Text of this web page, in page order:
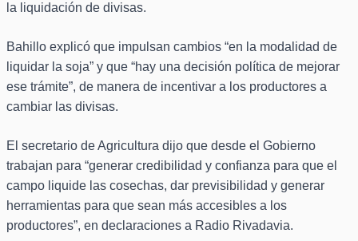
la liquidación de divisas.
Bahillo explicó que impulsan cambios “en la modalidad de
liquidar la soja” y que “hay una decisión política de mejorar
ese trámite”, de manera de incentivar a los productores a
cambiar las divisas.
El secretario de Agricultura dijo que desde el Gobierno
trabajan para “generar credibilidad y confianza para que el
campo liquide las cosechas, dar previsibilidad y generar
herramientas para que sean más accesibles a los
productores”, en declaraciones a Radio Rivadavia.